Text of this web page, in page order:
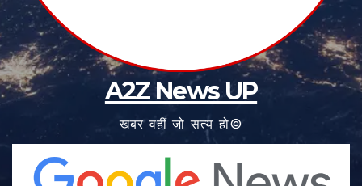
A2Z News UP
खबर वहीं जो सत्य हो©